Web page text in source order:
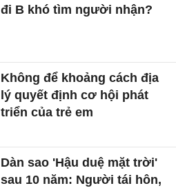
đi B khó tìm người nhận?
Không để khoảng cách địa
lý quyết định cơ hội phát
triển của trẻ em
Dàn sao 'Hậu duệ mặt trời'
sau 10 năm: Người tái hôn,